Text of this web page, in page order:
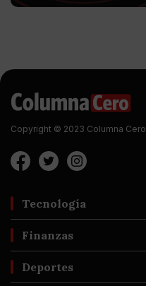
Copyright © 2023 Columna Cero
Tecnología
Finanzas
Deportes